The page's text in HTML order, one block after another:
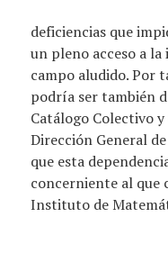
deficiencias que
un pleno acceso a
campo aludido. Por
podría ser también
Catálogo Colectivo
Dirección General
que esta
concerniente al que
Instituto de